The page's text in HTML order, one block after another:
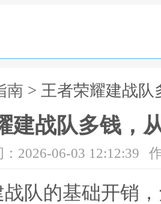
南 > 王者荣耀建战
建战队多钱，
：2026-06-03 12:12:39
队的基础开销